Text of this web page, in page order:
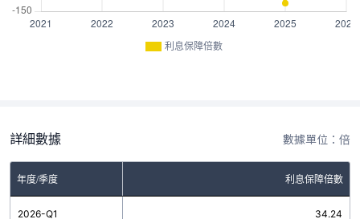
利息保障倍數
詳細數據 數據單位：倍
年度/季度 利息保障倍數
2026-Q1 34.24